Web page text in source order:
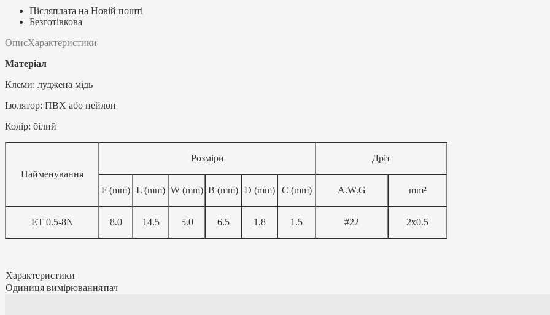
Післяплата на Новій пошті
Безготівкова
ОписХарактеристики
Матеріал
Клеми: луджена мідь
Ізолятор: ПВХ або нейлон
Колір: білий
Найменування
Розміри Дріт
F (mm) L (mm) W (mm) B (mm) D (mm) C (mm) A.W.G mm²
ET 0.5-8N 8.0 14.5 5.0 6.5 1.8 1.5 #22 2х0.5
Характеристики
Одиниця вимірюванняпач